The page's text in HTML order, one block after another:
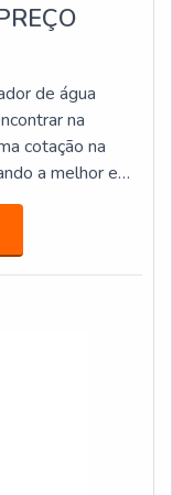
de água
na
cotação na
a melhor em
é
os
obterá
técnica